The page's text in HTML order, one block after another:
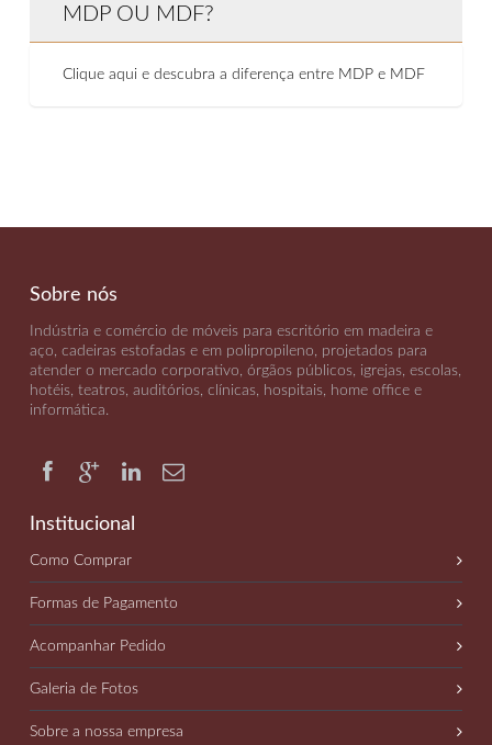
MDP OU MDF?
Clique aqui e descubra a diferença entre MDP e MDF
Sobre nós
Indústria e comércio de móveis para escritório em madeira e
aço, cadeiras estofadas e em polipropileno, projetados para
atender o mercado corporativo, órgãos públicos, igrejas, escolas,
hotéis, teatros, auditórios, clínicas, hospitais, home office e
informática.
Institucional
Como Comprar
Formas de Pagamento
Acompanhar Pedido
Galeria de Fotos
Sobre a nossa empresa